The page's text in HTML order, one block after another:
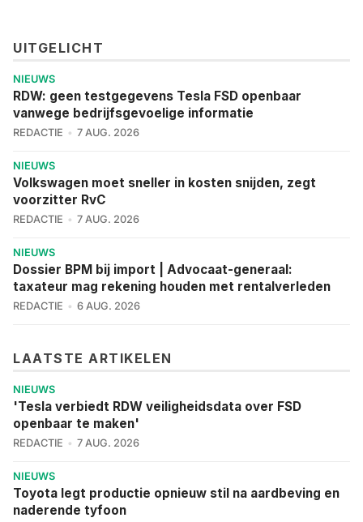
UITGELICHT
NIEUWS
RDW: geen testgegevens Tesla FSD openbaar
vanwege bedrijfsgevoelige informatie
REDACTIE 7 AUG. 2026
NIEUWS
Volkswagen moet sneller in kosten snijden, zegt
voorzitter RvC
REDACTIE 7 AUG. 2026
NIEUWS
Dossier BPM bij import | Advocaat-generaal:
taxateur mag rekening houden met rentalverleden
REDACTIE 6 AUG. 2026
LAATSTE ARTIKELEN
NIEUWS
'Tesla verbiedt RDW veiligheidsdata over FSD
openbaar te maken'
REDACTIE 7 AUG. 2026
NIEUWS
Toyota legt productie opnieuw stil na aardbeving en
naderende tyfoon